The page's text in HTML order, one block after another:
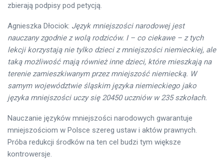
zbierają podpisy pod petycją.
Agnieszka Dłociok: Język mniejszości narodowej jest
nauczany zgodnie z wolą rodziców. I – co ciekawe – z tych
lekcji korzystają nie tylko dzieci z mniejszości niemieckiej, ale
taką możliwość mają również inne dzieci, które mieszkają na
terenie zamieszkiwanym przez mniejszość niemiecką. W
samym województwie śląskim języka niemieckiego jako
języka mniejszości uczy się 20450 uczniów w 235 szkołach.
Nauczanie języków mniejszości narodowych gwarantuje
mniejszościom w Polsce szereg ustaw i aktów prawnych.
Próba redukcji środków na ten cel budzi tym większe
kontrowersje.